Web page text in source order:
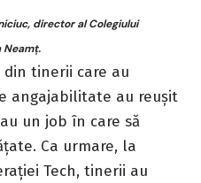
director al Colegiului
Neamț.
din tinerii care au
angajabilitate au reușit
un job în care să
Ca urmare, la
Tech, tinerii au